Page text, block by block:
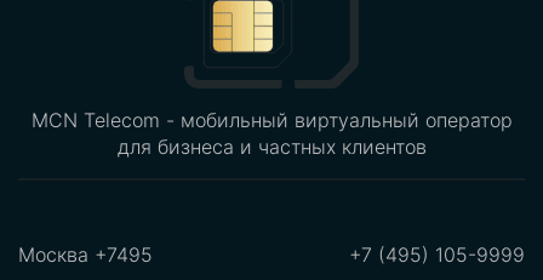
MCN Telecom - мобильный виртуальный оператор
для бизнеса и частных клиентов
Москва +7495
+7 (495) 105-9999